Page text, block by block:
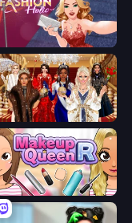
Fashion Holic
Royal Dress Up - Fashion Queen
Make Up Queen R